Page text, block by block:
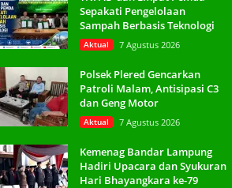
Sepakati Pengelolaan
Sampah Berbasis Teknologi
Aktual 7 Agustus 2026
Polsek Plered Gencarkan
Patroli Malam, Antisipasi C3
dan Geng Motor
Aktual 7 Agustus 2026
Kemenag Bandar Lampung
Hadiri Upacara dan Syukuran
Hari Bhayangkara ke-79